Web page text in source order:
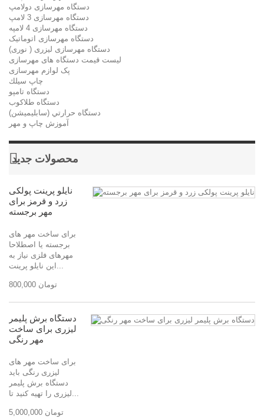
دستگاه مهرسازی دولامپ
دستگاه مهرسازی 3 لامپ
دستگاه مهرسازی 4 لامپه
دستگاه مهرسازی اتوماتیک
دستگاه مهرسازی لیزری ( نوری)
لیست قیمت دستگاه های مهرسازی
پک لوازم مهرسازی
چاپ سيلك
دستگاه تامپو
دستگاه طلاکوب
دستگاه حرارتي (سابليميشن)
آموزش چاپ و مهر
محصولات جدید
نایلو پرینت پولکی
زرد و قرمز برای
مهر برجسته
برای ساخت مهر های
برجسته یا اصطلاحا
مهرهای فلزی نیاز به
این نایلو پرینت...
800,000 تومان
دستگاه برش پلیمر
لیزری برای ساخت
مهر رنگی
برای ساخت مهر های
لیزری رنگی باید
دستگاه برش پلیمر
لیزری را تهیه کنید تا...
5,000,000 تومان